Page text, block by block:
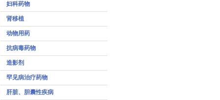
妇科药物
肾移植
动物用药
抗病毒药物
造影剂
罕见病治疗药物
肝脏、胆囊性疾病